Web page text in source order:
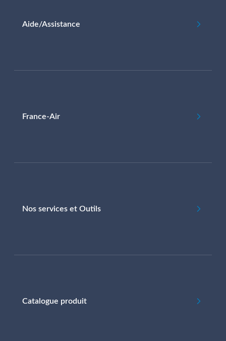
Aide/Assistance
France-Air
Nos services et Outils
Catalogue produit